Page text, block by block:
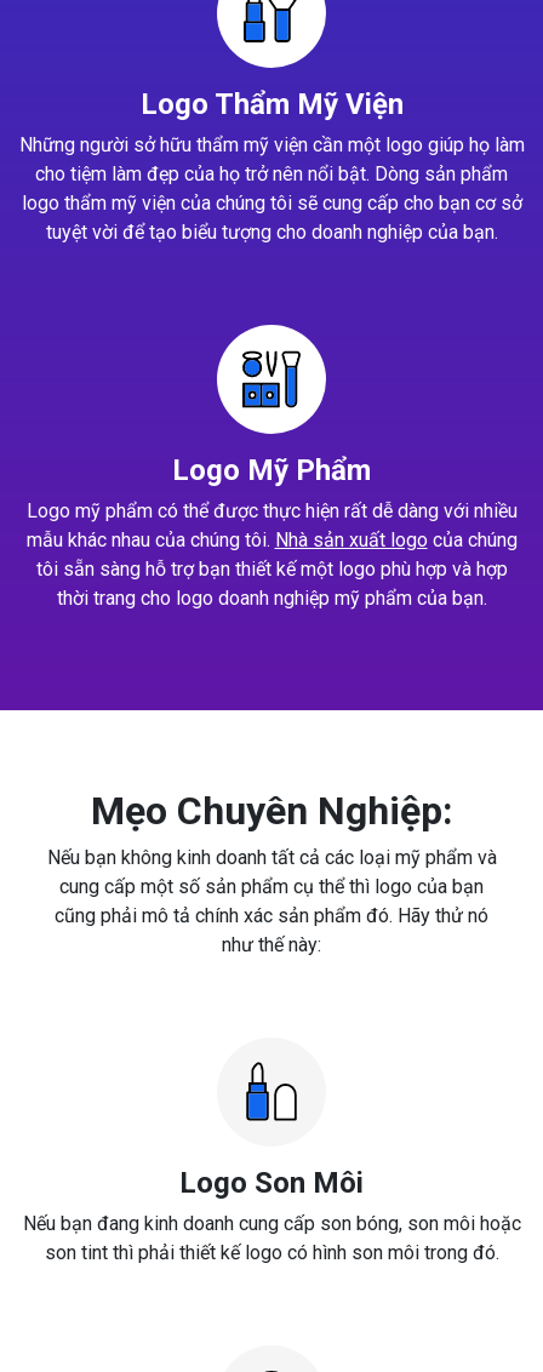
Logo Thẩm Mỹ Viện
Những người sở hữu thẩm mỹ viện cần một logo giúp họ làm
cho tiệm làm đẹp của họ trở nên nổi bật. Dòng sản phẩm
logo thẩm mỹ viện của chúng tôi sẽ cung cấp cho bạn cơ sở
tuyệt vời để tạo biểu tượng cho doanh nghiệp của bạn.
Logo Mỹ Phẩm
Logo mỹ phẩm có thể được thực hiện rất dễ dàng với nhiều
mẫu khác nhau của chúng tôi. Nhà sản xuất logocủa chúng
tôi sẵn sàng hỗ trợ bạn thiết kế một logo phù hợp và hợp
thời trang cho logo doanh nghiệp mỹ phẩm của bạn.
Mẹo Chuyên Nghiệp:
Nếu bạn không kinh doanh tất cả các loại mỹ phẩm và
cung cấp một số sản phẩm cụ thể thì logo của bạn
cũng phải mô tả chính xác sản phẩm đó. Hãy thử nó
như thế này:
Logo Son Môi
Nếu bạn đang kinh doanh cung cấp son bóng, son môi hoặc
son tint thì phải thiết kế logo có hình son môi trong đó.